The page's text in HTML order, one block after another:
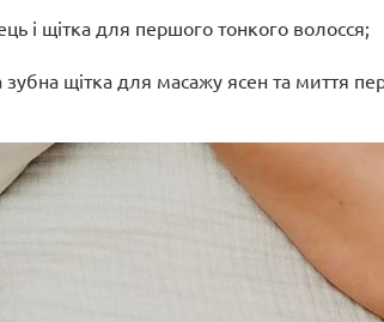
і щітка для першого тонкого волосся;
зубна щітка для масажу ясен та миття